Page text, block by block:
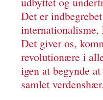
Det er
internationalisme,
Det giver os,
revolutionære i
igen at begynde
samlet verdenshær.